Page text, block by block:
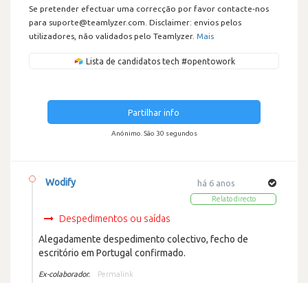
Se pretender efectuar uma correcção por favor contacte-nos
para suporte@teamlyzer.com. Disclaimer: envios pelos
utilizadores, não validados pelo Teamlyzer. Mais
Lista de candidatos tech #opentowork
Partilhar info
Anónimo. São 30 segundos
há 6 anos
Relato directo
Wodify
Despedimentos ou saídas
Alegadamente despedimento colectivo, fecho de
escritório em Portugal confirmado.
Ex-colaborador. Permalink